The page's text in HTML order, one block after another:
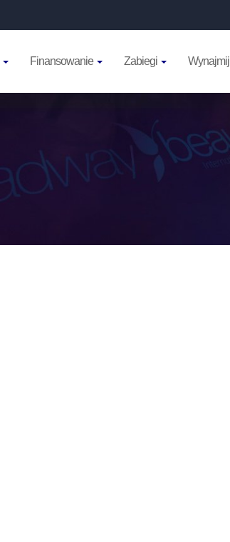
Finansowanie Zabiegi Wynajmij